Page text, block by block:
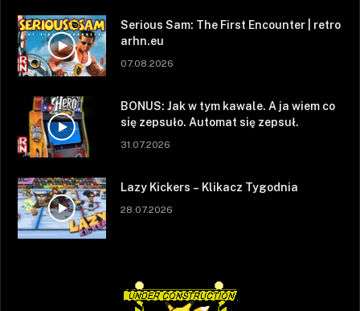
Serious Sam: The First Encounter | retro
arhn.eu
07.08.2026
BONUS: Jak w tym kawale. A ja wiem co
się zepsuło. Automat się zepsuł.
31.07.2026
Lazy Kickers – Klikacz Tygodnia
28.07.2026